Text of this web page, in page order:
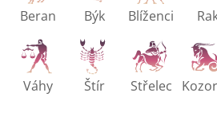
Beran Býk Blíženci
Váhy Štír Střelec